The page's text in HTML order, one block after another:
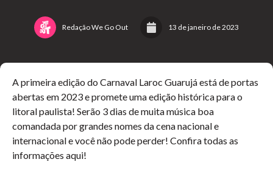
Redação We Go Out 13 de janeiro de 2023
A primeira edição do Carnaval Laroc Guarujá está de portas
abertas em 2023 e promete uma edição histórica para o
litoral paulista! Serão 3 dias de muita música boa
comandada por grandes nomes da cena nacional e
internacional e você não pode perder! Confira todas as
informações aqui!